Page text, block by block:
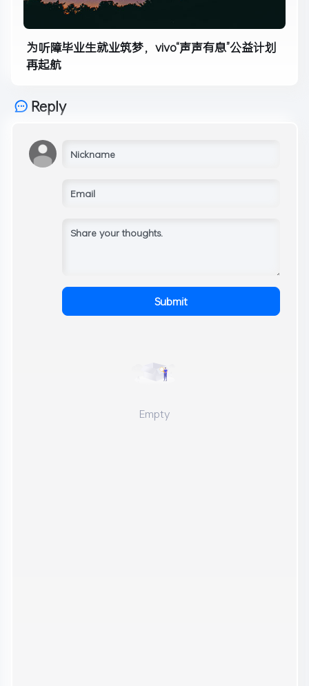
为听障毕业生就业筑梦，vivo“声声有息”公益计划
再起航
Reply
Submit
Empty